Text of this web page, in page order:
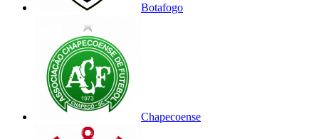
Botafogo
Chapecoense